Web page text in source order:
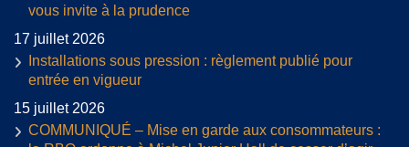
vous invite à la prudence
17 juillet 2026
Installations sous pression : règlement publié pour
entrée en vigueur
15 juillet 2026
COMMUNIQUÉ – Mise en garde aux consommateurs :